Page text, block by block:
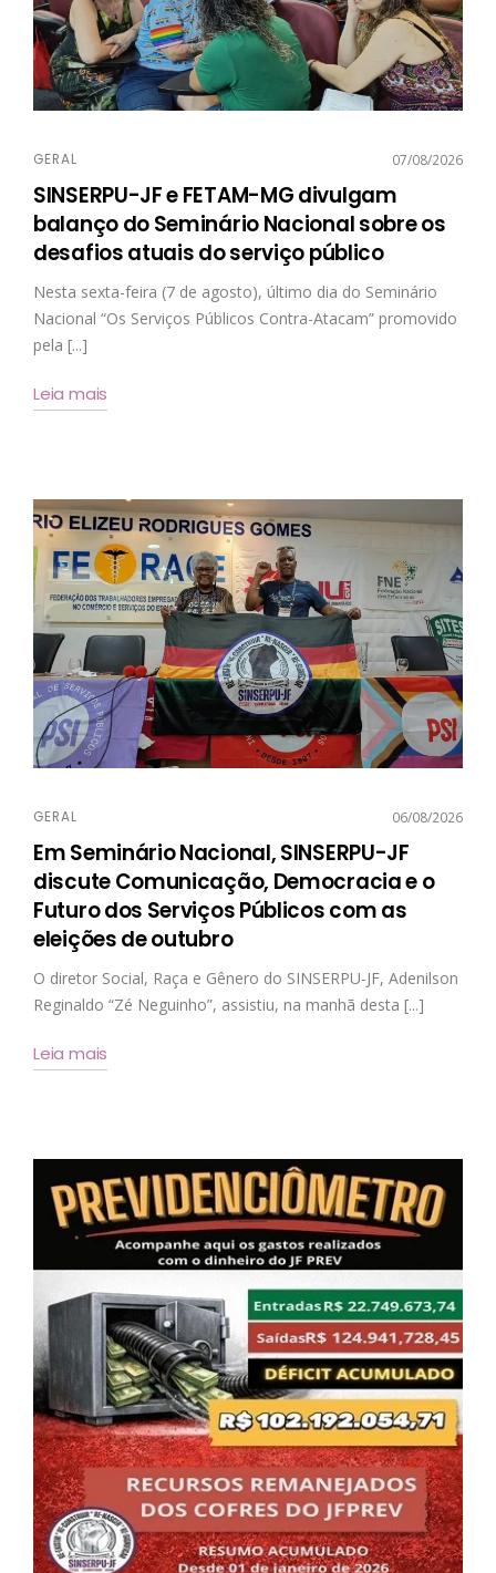
GERAL 07/08/2026
SINSERPU-JF e FETAM-MG divulgam
balanço do Seminário Nacional sobre os
desafios atuais do serviço público
Nesta sexta-feira (7 de agosto), último dia do Seminário
Nacional “Os Serviços Públicos Contra-Atacam” promovido
pela [...]
Leia mais
GERAL 06/08/2026
Em Seminário Nacional, SINSERPU-JF
discute Comunicação, Democracia e o
Futuro dos Serviços Públicos com as
eleições de outubro
O diretor Social, Raça e Gênero do SINSERPU-JF, Adenilson
Reginaldo “Zé Neguinho”, assistiu, na manhã desta [...]
Leia mais